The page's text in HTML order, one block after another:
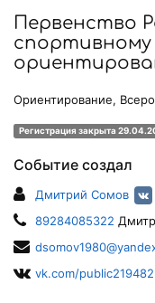
Первенство
спортивному
Ориентирование,
Регистрация закрыта
Событие создал
Дмитрий Сомов
89284085322
vk.com/